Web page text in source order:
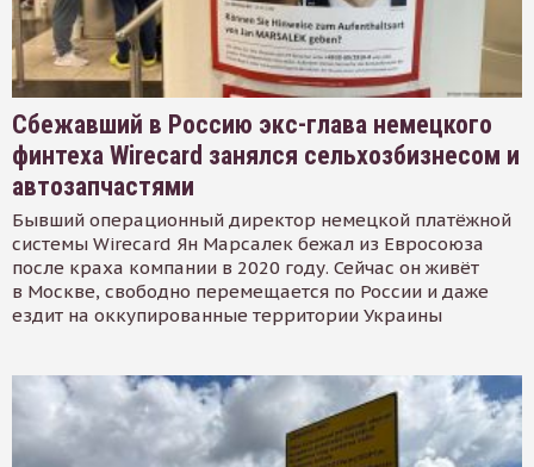
Сбежавший в Россию экс-глава немецкого
финтеха Wirecard занялся сельхозбизнесом и
автозапчастями
Бывший операционный директор немецкой платёжной
системы Wirecard Ян Марсалек бежал из Евросоюза
после краха компании в 2020 году. Сейчас он живёт
в Москве, свободно перемещается по России и даже
ездит на оккупированные территории Украины